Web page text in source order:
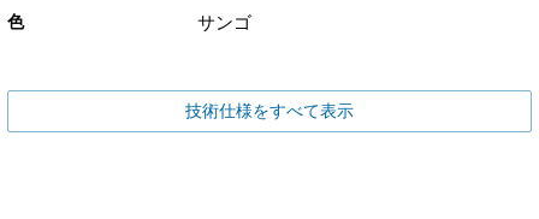
色 サンゴ
技術仕様をすべて表示